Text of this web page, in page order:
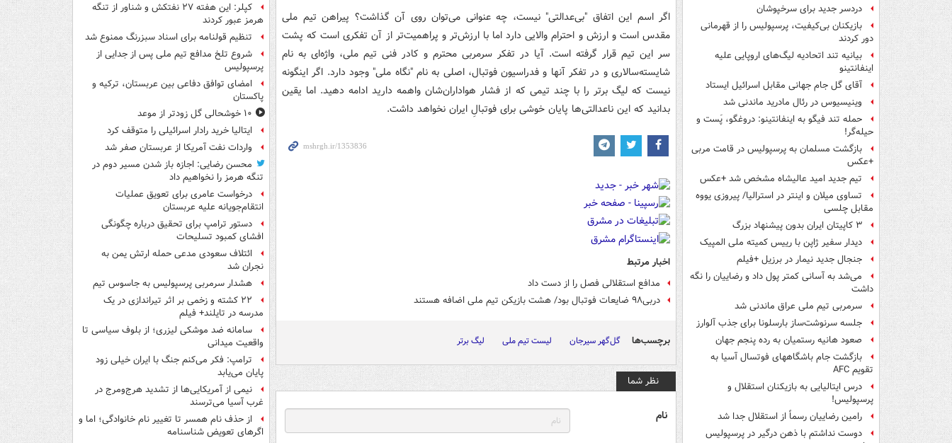
دردسر جدید برای سرخپوشان
بازیکنان بی‌کیفیت، پرسپولیس را از قهرمانی
دور کردند
بیانیه تند اتحادیه لیگ‌های اروپایی علیه
اینفانتینو
آقای گل جام جهانی مقابل اسرائیل ایستاد
وینیسیوس در رئال مادرید ماندنی شد
حمله تند فیگو به اینفانتینو: دروغگو، پَست‌ و
حیله‌گر!
بازگشت مسلمان به پرسپولیس در قامت مربی
+عکس
تیم جدید امید عالیشاه مشخص شد +عکس
تساوی میلان و اینتر در استرالیا/ پیروزی یووه
مقابل چلسی
۳ کاپیتان ایران بدون پیشنهاد بزرگ
دیدار سفیر ژاپن با رییس کمیته ملی المپیک
جنجال جدید نیمار در برزیل +فیلم
می‌شد به آسانی کمتر پول داد و رضاییان را نگه
داشت
سرمربی تیم ملی عراق ماندنی شد
جلسه سرنوشت‌ساز بارسلونا برای جذب آلوارز
صعود هانیه رستمیان به رده پنجم جهان
بازگشت جام باشگاههای فوتسال آسیا به
تقویم AFC
درس ایتالیایی‌ به بازیکنان استقلال و
پرسپولیس!
رامین رضاییان رسماً از استقلال جدا شد
دوست نداشتم با ذهن درگیر در پرسپولیس
اگر اسم این اتفاق ‌"بی‌عدالتی" نیست، چه عنوانی می‌توان روی آن گذاشت؟ پیراهن تیم ملی
مقدس است و ارزش و احترام والایی دارد اما با ارزش‌تر و پراهمیت‌تر از آن تفکری است که پشت
سر این تیم قرار گرفته است. آیا در تفکر سرمربی محترم و کادر فنی تیم ملی، واژه‌ای به نام
شایسته‌سالاری و در تفکر آنها و فدراسیون فوتبال، اصلی به نام "نگاه ملی" وجود دارد. اگر اینگونه
نیست که لیگ برتر را با چند تیمی که از فشار هواداران‌شان واهمه دارید ادامه دهید. اما یقین
بدانید که این ناعدالتی‌ها پایان خوشی برای فوتبالِ ایران نخواهد داشت.
اخبار مرتبط
مدافع استقلالی فصل را از دست داد
دربی۹۸ ضایعات فوتبال بود/ هشت بازیکن تیم ملی اضافه هستند
برچسب‌ها گل‌گهر سیرجان لیست تیم ملی لیگ برتر
نظر شما
نام
کپلر: این هفته ۲۷ نفتکش و شناور از تنگه
هرمز عبور کردند
تنظیم قولنامه برای اسناد سبزرنگ ممنوع شد
شروع تلخ مدافع تیم ملی پس از جدایی از
پرسپولیس
امضای توافق دفاعی بین عربستان، ترکیه و
پاکستان
۱۰ خوشحالی گل زودتر از موعد
ایتالیا خرید رادار اسرائیلی را متوقف کرد
واردات نفت آمریکا از عربستان صفر شد
محسن رضایی: اجازه باز شدن مسیر دوم در
تنگه هرمز را نخواهیم داد
درخواست عامری برای تعویق عملیات
انتقام‌جویانه علیه عربستان
دستور ترامپ برای تحقیق درباره چگونگی
افشای کمبود تسلیحات
ائتلاف سعودی مدعی حمله ارتش یمن به
نجران شد
هشدار سرمربی پرسپولیس به جاسوس تیم
۲۲ کشته و زخمی بر اثر تیراندازی در یک
مدرسه در تایلند+ فیلم
سامانه ضد موشکی لیزری؛ از بلوف سیاسی تا
واقعیت میدانی
ترامپ: فکر می‌کنم جنگ با ایران خیلی زود
پایان می‌یابد
نیمی از آمریکایی‌ها از تشدید هرج‌ومرج در
غرب آسیا می‌ترسند
از حذف نام همسر تا تغییر نام خانوادگی؛ اما و
اگرهای تعویض شناسنامه